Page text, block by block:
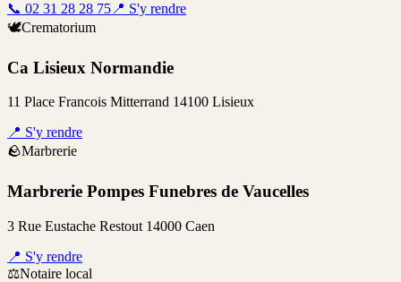
📞 02 31 28 28 75 📍 S'y rendre
🕊️Crematorium
Ca Lisieux Normandie
11 Place Francois Mitterrand 14100 Lisieux
📍 S'y rendre
🪨Marbrerie
Marbrerie Pompes Funebres de Vaucelles
3 Rue Eustache Restout 14000 Caen
📍 S'y rendre
⚖️Notaire local